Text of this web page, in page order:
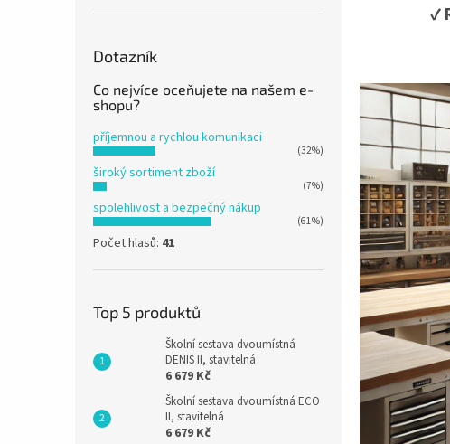
Dotazník
Co nejvíce oceňujete na našem e-
shopu?
příjemnou a rychlou komunikaci
(32%)
široký sortiment zboží
(7%)
spolehlivost a bezpečný nákup
(61%)
Počet hlasů: 41
Top 5 produktů
Školní sestava dvoumístná
DENIS II, stavitelná
6 679 Kč
Školní sestava dvoumístná ECO
II, stavitelná
6 679 Kč
✔